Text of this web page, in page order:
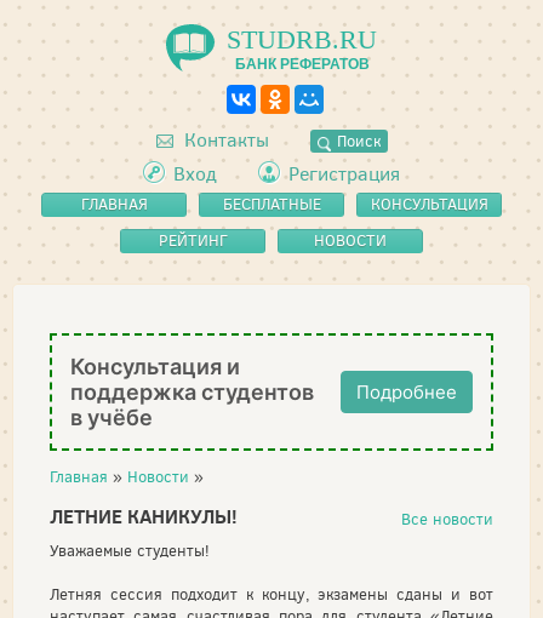
STUDRB.RU
БАНК РЕФЕРАТОВ
Контакты Поиск
Вход Регистрация
ГЛАВНАЯ
БЕСПЛАТНЫЕ
РЕФЕРАТЫ
КОНСУЛЬТАЦИЯ
РЕЙТИНГ
НОВОСТИ
Консультация и
поддержка студентов
в учёбе
Подробнее
Главная » Новости »
Все новости
ЛЕТНИЕ КАНИКУЛЫ!
Уважаемые студенты!
Летняя сессия подходит к концу, экзамены сданы и вот